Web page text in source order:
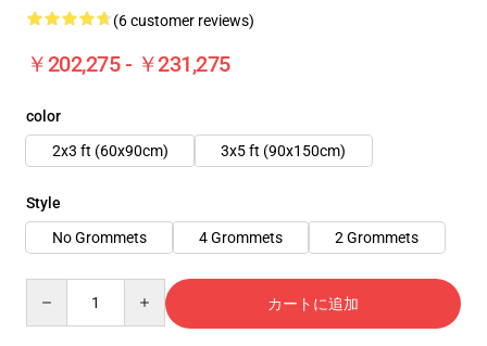
(6 customer reviews)
￥202,275 - ￥231,275
color
2x3 ft (60x90cm)
3x5 ft (90x150cm)
Style
No Grommets
4 Grommets 2 Grommets
カートに追加